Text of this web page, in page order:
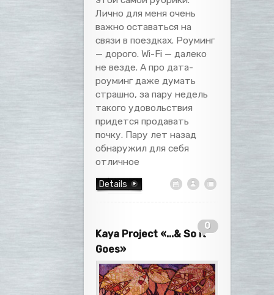
Лично для меня очень
важно оставаться на
связи в поездках. Роуминг
— дорого. Wi-Fi — далеко
не везде. А про дата-
роуминг даже думать
страшно, за пару недель
такого удовольствия
придется продавать
почку. Пару лет назад
обнаружил для себя
отличное
Details
0
Kaya Project «.​.​.​& So It
Goes»